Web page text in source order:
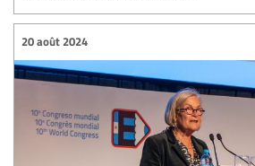
20 août 2024